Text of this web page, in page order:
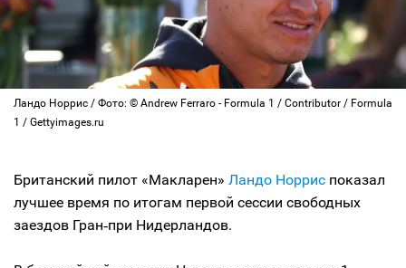
Ландо Норрис / Фото: © Andrew Ferraro - Formula 1 / Contributor / Formula
1 / Gettyimages.ru
Британский пилот «Макларен» Ландо Норрис показал
лучшее время по итогам первой сессии свободных
заездов Гран‑при Нидерландов.